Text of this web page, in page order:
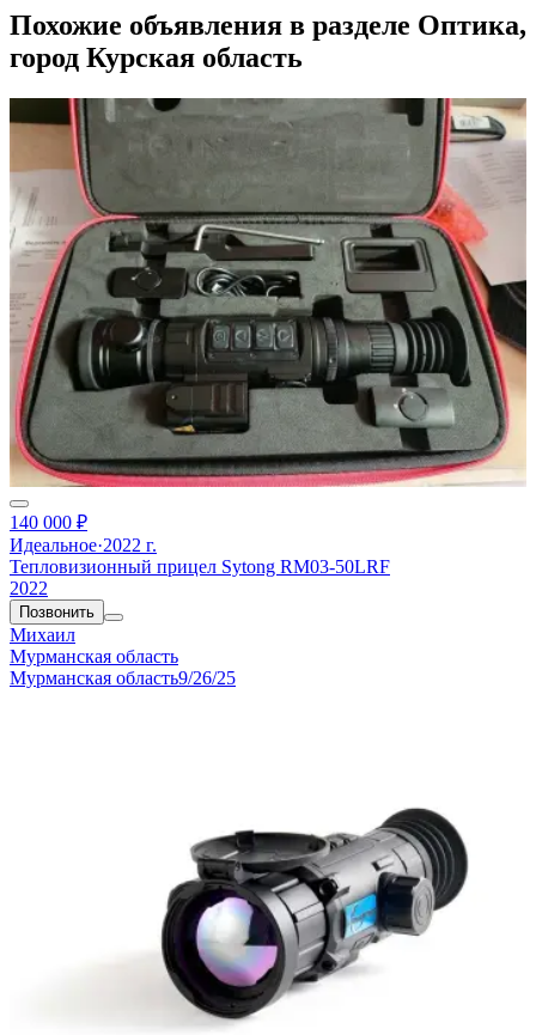
Похожие объявления в разделе Оптика,
город Курская область
140 000 ₽
Идеальное·2022 г.
Тепловизионный прицел Sytong RM03-50LRF
2022
Позвонить
Михаил
Мурманская область
Мурманская область9/26/25